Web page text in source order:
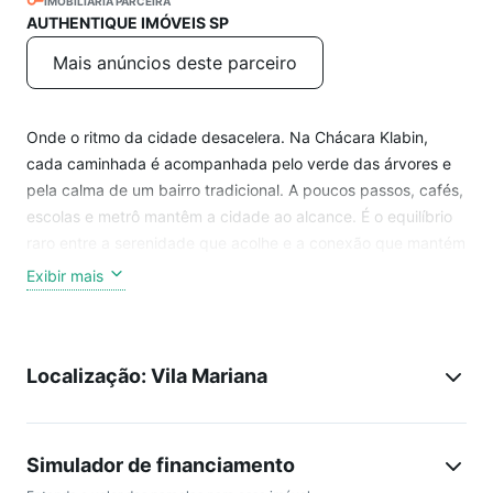
AUTHENTIQUE IMÓVEIS SP
Mais anúncios deste parceiro
Onde o ritmo da cidade desacelera. Na Chácara Klabin,
cada caminhada é acompanhada pelo verde das árvores e
pela calma de um bairro tradicional. A poucos passos, cafés,
escolas e metrô mantêm a cidade ao alcance. É o equilíbrio
o mundo por perto.
vagas demarcadas.
Exibir mais
Localização: Vila Mariana
Simulador de financiamento